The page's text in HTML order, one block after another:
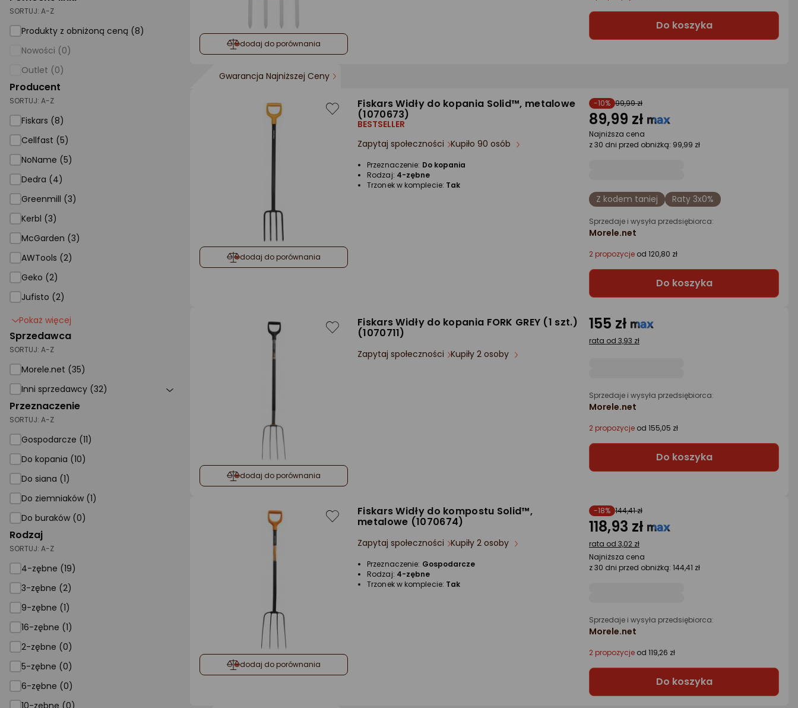
Supermarket
Strefa marek
SORTUJ: A-Z
Produkty z obniżoną ceną (8)
Nowości (0)
Outlet (0)
Producent
SORTUJ: A-Z
Fiskars (8)
Cellfast (5)
NoName (5)
Dedra (4)
Greenmill (3)
Kerbl (3)
McGarden (3)
AWTools (2)
Geko (2)
Jufisto (2)
Pokaż więcej
Sprzedawca
SORTUJ: A-Z
Morele.net (35)
Inni sprzedawcy (32)
Przeznaczenie
SORTUJ: A-Z
Gospodarcze (11)
Do kopania (10)
Do siana (1)
Do ziemniaków (1)
Do buraków (0)
Rodzaj
SORTUJ: A-Z
4-zębne (19)
3-zębne (2)
9-zębne (1)
16-zębne (1)
2-zębne (0)
5-zębne (0)
6-zębne (0)
10-zębne (0)
dodaj do porównania
Do koszyka
Gwarancja Najniższej Ceny
dodaj do porównania
Fiskars Widły do kopania Solid™, metalowe
(1070673)
BESTSELLER
Zapytaj społeczności Kupiło 90 osób
Przeznaczenie: Do kopania
Rodzaj: 4-zębne
Trzonek w komplecie: Tak
-10% 99,99 zł
89,99 zł
Najniższa cena
z 30 dni przed obniżką: 99,99 zł
Z kodem taniej Raty 3x0%
Sprzedaje i wysyła przedsiębiorca:
Morele.net
2 propozycje od 120,80 zł
Do koszyka
dodaj do porównania
Fiskars Widły do kopania FORK GREY (1 szt.)
(1070711)
Zapytaj społeczności Kupiły 2 osoby
155 zł
rata od 3,93 zł
Sprzedaje i wysyła przedsiębiorca:
Morele.net
2 propozycje od 155,05 zł
Do koszyka
dodaj do porównania
Fiskars Widły do kompostu Solid™,
metalowe (1070674)
Zapytaj społeczności Kupiły 2 osoby
Przeznaczenie: Gospodarcze
Rodzaj: 4-zębne
Trzonek w komplecie: Tak
-18% 144,41 zł
118,93 zł
rata od 3,02 zł
Najniższa cena
z 30 dni przed obniżką: 144,41 zł
Sprzedaje i wysyła przedsiębiorca:
Morele.net
2 propozycje od 119,26 zł
Do koszyka